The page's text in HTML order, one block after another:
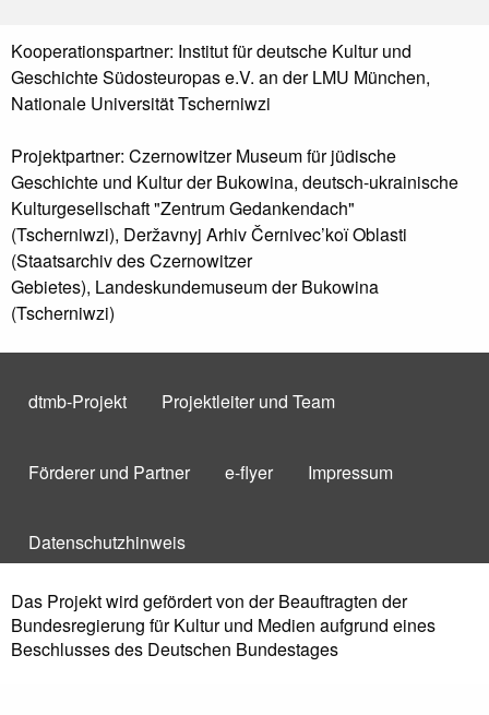
Kooperationspartner: Institut für deutsche Kultur und
Geschichte Südosteuropas e.V. an der LMU München,
Nationale Universität Tscherniwzi
Projektpartner: Czernowitzer Museum für jüdische
Geschichte und Kultur der Bukowina, deutsch-ukrainische
Kulturgesellschaft "Zentrum Gedankendach"
(Tscherniwzi), Deržavnyj Arhiv Černivec’koї Oblasti
(Staatsarchiv des Czernowitzer
Gebietes), Landeskundemuseum der Bukowina
(Tscherniwzi)
dtmb-Projekt Projektleiter und Team
Förderer und Partner e-flyer Impressum
Datenschutzhinweis
Das Projekt wird gefördert von der Beauftragten der
Bundesregierung für Kultur und Medien aufgrund eines
Beschlusses des Deutschen Bundestages